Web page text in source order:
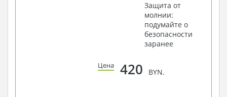
Защита от
молнии:
подумайте о
безопасности
заранее
Цена 420 BYN.